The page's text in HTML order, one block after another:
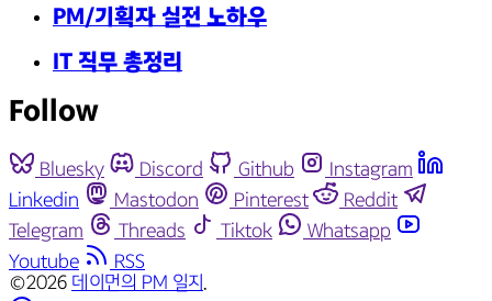
PM/기획자 실전 노하우
IT 직무 총정리
Follow
Bluesky Discord Github
Instagram
Linkedin
Mastodon Pinterest
Reddit
Telegram
Threads Tiktok
Whatsapp
Youtube
RSS
©2026 데이먼의 PM 일지 .